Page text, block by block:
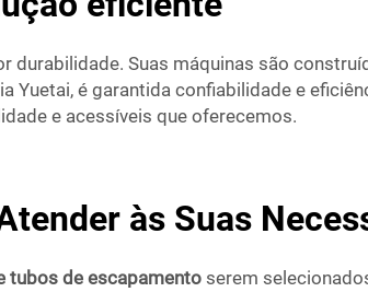
durabilidade. Suas máquinas são
é garantida confiabilidade e
e acessíveis que oferecemos.
às Suas
tubos de escapamento serem